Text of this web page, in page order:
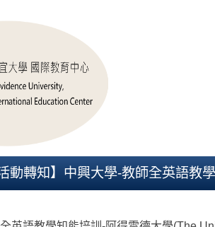
動轉知】中興大學-教師全英語教